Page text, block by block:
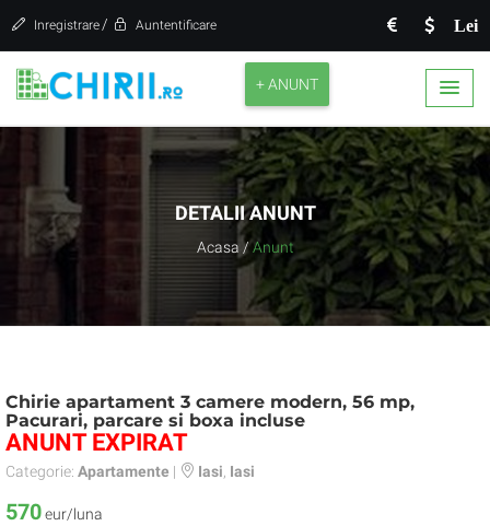
Lei
Inregistrare / Auntentificare
+ ANUNT
DETALII ANUNT
Acasa / Anunt
Chirie apartament 3 camere modern, 56 mp,
Pacurari, parcare si boxa incluse
ANUNT EXPIRAT
Categorie: Apartamente | Iasi Iasi
570eur/luna